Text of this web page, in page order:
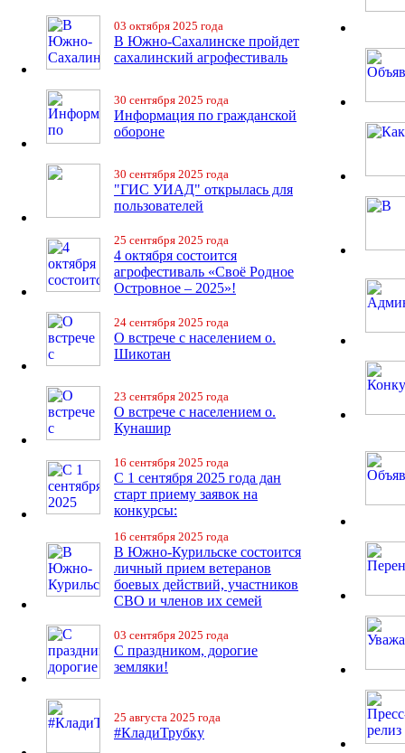
03 октября 2025 года
В Южно-Сахалинске пройдет
сахалинский агрофестиваль
30 сентября 2025 года
Информация по гражданской
обороне
30 сентября 2025 года
"ГИС УИАД" открылась для
пользователей
25 сентября 2025 года
4 октября состоится
агрофестиваль «Своё Родное
Островное – 2025»!
24 сентября 2025 года
О встрече с населением о.
Шикотан
23 сентября 2025 года
О встрече с населением о.
Кунашир
16 сентября 2025 года
С 1 сентября 2025 года дан
старт приему заявок на
конкурсы:
16 сентября 2025 года
В Южно-Курильске состоится
личный прием ветеранов
боевых действий, участников
СВО и членов их семей
03 сентября 2025 года
С праздником, дорогие
земляки!
25 августа 2025 года
#КладиТрубку